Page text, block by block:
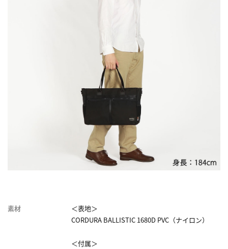
素材
＜表地＞
CORDURA BALLISTIC 1680D PVC（ナイロン）
＜付属＞